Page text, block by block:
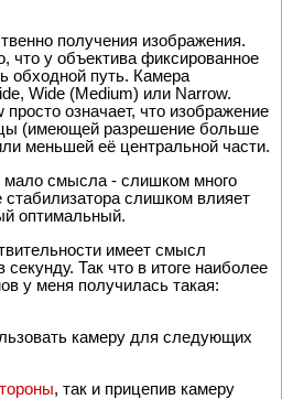
получения изображения.
что у объектива фиксированное
обходной путь. Камера
Wide (Medium) или Narrow.
означает, что изображение
(имеющей разрешение больше
меньшей её центральной части.
мало смысла - слишком много
слишком влияет
оптимальный.
имеет смысл
Так что в итоге наиболее
у меня получилась такая:
камеру для следующих